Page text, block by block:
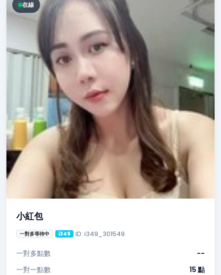
在線
小紅包
一對多等待中 i349 ID: i349_301549
一對多點數
--
一對一點數
15 點